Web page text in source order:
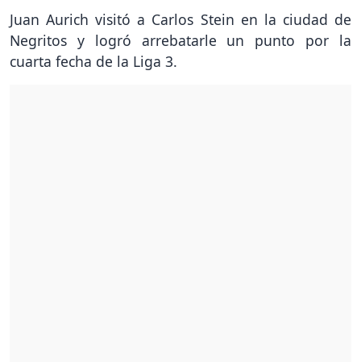
Juan Aurich visitó a Carlos Stein en la ciudad de
Negritos y logró arrebatarle un punto por la
cuarta fecha de la Liga 3.